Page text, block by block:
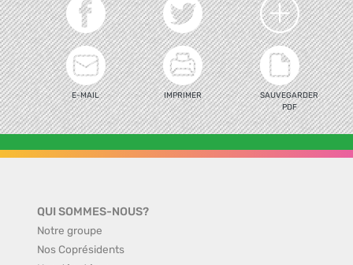
E-MAIL IMPRIMER
SAUVEGARDER
PDF
QUI SOMMES-NOUS?
Notre groupe
Nos Coprésidents